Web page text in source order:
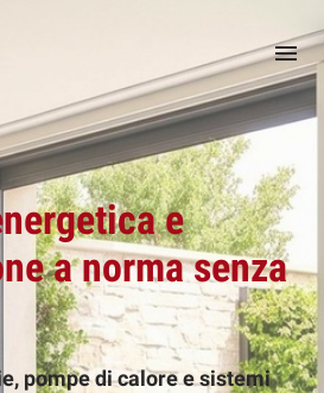
e
a norma senza
pompe di calore e sistemi